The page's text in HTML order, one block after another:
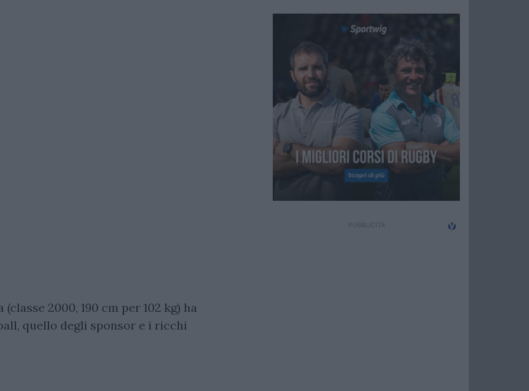
2000, 190 cm per 102 kg) ha
quello degli sponsor e i ricchi